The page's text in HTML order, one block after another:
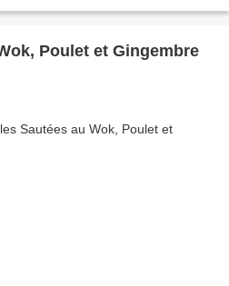
Poulet et Gingembre